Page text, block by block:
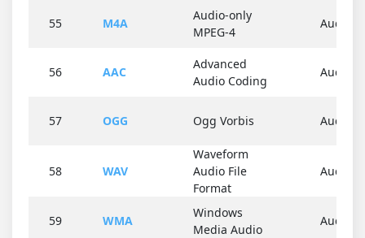
55 M4A
Audio-only
MPEG-4
Audio
56 AAC
Advanced
Audio Coding
Audio
57 OGG Ogg Vorbis Audio
58 WAV
Waveform
Audio File
Format
Audio
59 WMA
Windows
Media Audio
Audio